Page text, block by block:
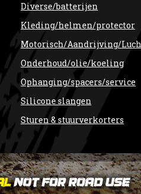
Diverse/batterijen
Kleding/helmen/protector
Motorisch/Aandrijving/
Onderhoud/olie/koeling
Ophanging/spacers/service
Silicone slangen
Sturen & stuurverkorters